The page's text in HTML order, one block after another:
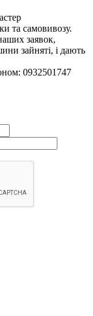
та самовивозу.
заявок,
зайняті, і дають
0932501747